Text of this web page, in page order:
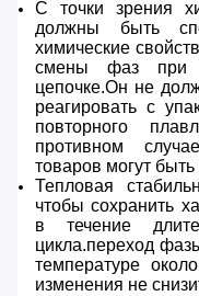
С точки зрения
должны быть
химические
смены фаз при
цепочке.Он не
реагировать с
повторного
противном
товаров могут
Тепловая
чтобы сохранить
в течение
цикла.переход
температуре
изменения не